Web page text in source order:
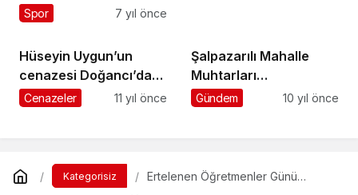
ekibi Savino Del Bene
tanımadı
Spor 7 yıl önce
Hüseyin Uygun’un
cenazesi Doğancı’da
toprağa verildi
Cenazeler 11 yıl önce
Şalpazarılı Mahalle
Muhtarları
Cumhurbaşkanlığı
Gündem 10 yıl önce
Kategorisiz
Ertelenen Öğretmenler Günü